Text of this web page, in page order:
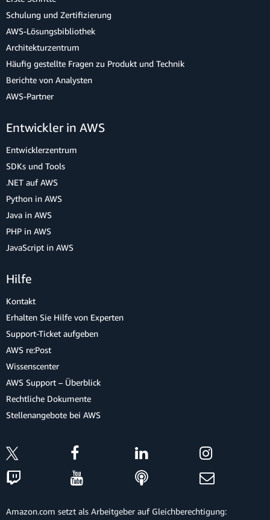
Schulung und Zertifizierung
AWS-Lösungsbibliothek
Architekturzentrum
Häufig gestellte Fragen zu Produkt und Technik
Berichte von Analysten
AWS-Partner
Entwickler in AWS
Entwicklerzentrum
SDKs und Tools
.NET auf AWS
Python in AWS
Java in AWS
PHP in AWS
JavaScript in AWS
Hilfe
Kontakt
Erhalten Sie Hilfe von Experten
Support-Ticket aufgeben
AWS re:Post
Wissenscenter
AWS Support – Überblick
Rechtliche Dokumente
Stellenangebote bei AWS
Amazon.com setzt als Arbeitgeber auf Gleichberechtigung: